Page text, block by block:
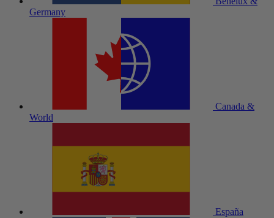
Germany
Canada &
World
España